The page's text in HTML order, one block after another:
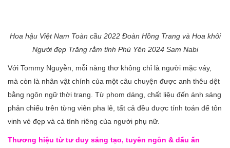
Hoa hậu Việt Nam Toàn cầu2022 Đoàn Hồng Trang và Hoa khôi
Người đẹp Trăng rằm tỉnh Phú Yên 2024 Sam Nabi
Với Tommy Nguyễn, mỗi nàng thơ không chỉ là người mặc váy,
mà còn là nhân vật chính của một câu chuyện được anh thêu dệt
bằng ngôn ngữ thời trang. Từ phom dáng, chất liệu đến ánh sáng
phản chiếu trên từng viên pha lê, tất cả đều được tính toán để tôn
vinh vẻ đẹp và cá tính riêng của người phụ nữ.
Thương hiệu từ tư duy sáng tạo, tuyên ngôn & dấu ấn